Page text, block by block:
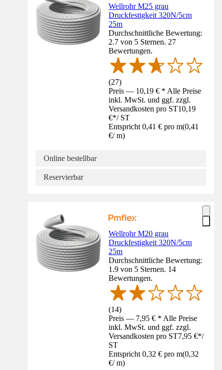
Wellrohr M25 grau
Druckfestigkeit 320N/5cm
25m
Durchschnittliche Bewertung:
2.7 von 5 Sternen. 27
Bewertungen.
(27)
Preis — 10,19 € * Alle Preise
inkl. MwSt. und ggf. zzgl.
Versandkosten pro ST10,19
€*/ ST
Entspricht 0,41 € pro m(0,41
€/ m)
Online bestellbar
Reservierbar
Wellrohr M20 grau
Druckfestigkeit 320N/5cm
25m
Durchschnittliche Bewertung:
1.9 von 5 Sternen. 14
Bewertungen.
(14)
Preis — 7,95 € * Alle Preise
inkl. MwSt. und ggf. zzgl.
Versandkosten pro ST7,95 €*/
ST
Entspricht 0,32 € pro m(0,32
€/ m)